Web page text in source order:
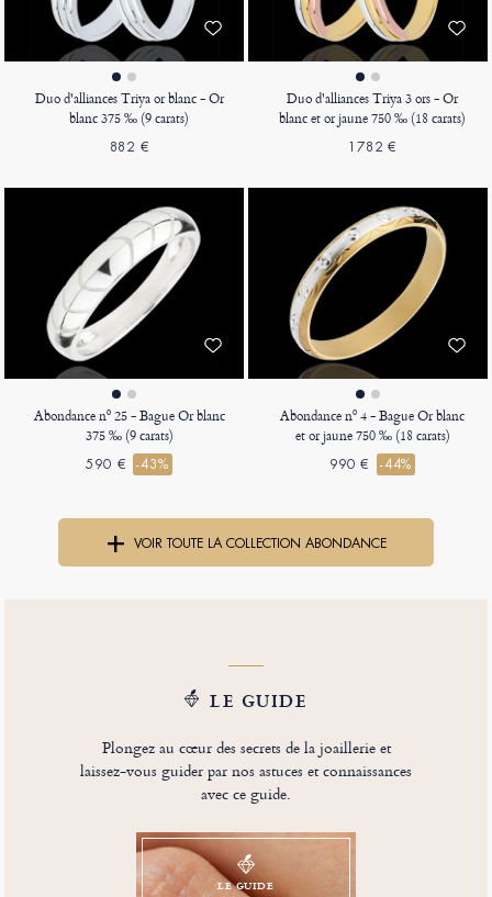
Duo d'alliances Triya or blanc - Or
blanc 375 ‰ (9 carats)
882 €
Duo d'alliances Triya 3 ors - Or
blanc et or jaune 750 ‰ (18 carats)
1782 €
Abondance nº 25 - Bague Or blanc
375 ‰ (9 carats)
590 € -43%
Abondance nº 4 - Bague Or blanc
et or jaune 750 ‰ (18 carats)
990 € -44%
VOIR TOUTE LA COLLECTION ABONDANCE
LE GUIDE
Plongez au cœur des secrets de la joaillerie et
laissez-vous guider par nos astuces et connaissances
avec ce guide.
LE GUIDE